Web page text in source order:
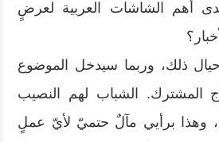
أهم الشاشات العربية لعرضٍ
حيال ذلك، وربما سيدخل الموضوع
المشترك. الشباب لهم النصيب
وهذا برأيي مآلٌ حتميّ لأيّ عملٍ